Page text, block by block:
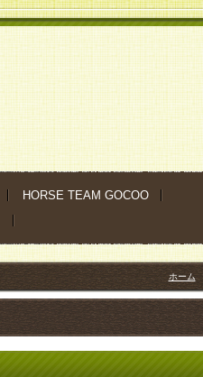
HORSE TEAM GOCOO
ホーム